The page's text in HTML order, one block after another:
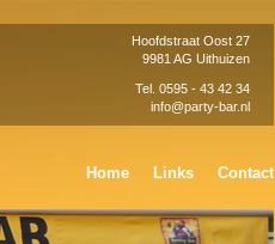
Hoofdstraat Oost 27
9981 AG Uithuizen
Tel. 0595 - 43 42 34
info@party-bar.nl
Contact
Links
Home